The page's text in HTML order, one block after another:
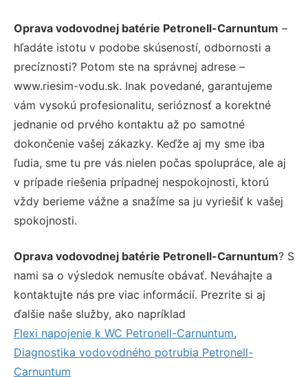
Oprava vodovodnej batérie Petronell-Carnuntum –
hľadáte istotu v podobe skúseností, odbornosti a
precíznosti? Potom ste na správnej adrese –
www.riesim-vodu.sk. Inak povedané, garantujeme
vám vysokú profesionalitu, serióznosť a korektné
jednanie od prvého kontaktu až po samotné
dokončenie vašej zákazky. Keďže aj my sme iba
ľudia, sme tu pre vás nielen počas spolupráce, ale aj
v prípade riešenia prípadnej nespokojnosti, ktorú
vždy berieme vážne a snažíme sa ju vyriešiť k vašej
spokojnosti.
Oprava vodovodnej batérie Petronell-Carnuntum? S
nami sa o výsledok nemusíte obávať. Neváhajte a
kontaktujte nás pre viac informácií. Prezrite si aj
ďalšie naše služby, ako napríklad
Flexi napojenie k WC Petronell-Carnuntum,
Diagnostika vodovodného potrubia Petronell-
Carnuntum